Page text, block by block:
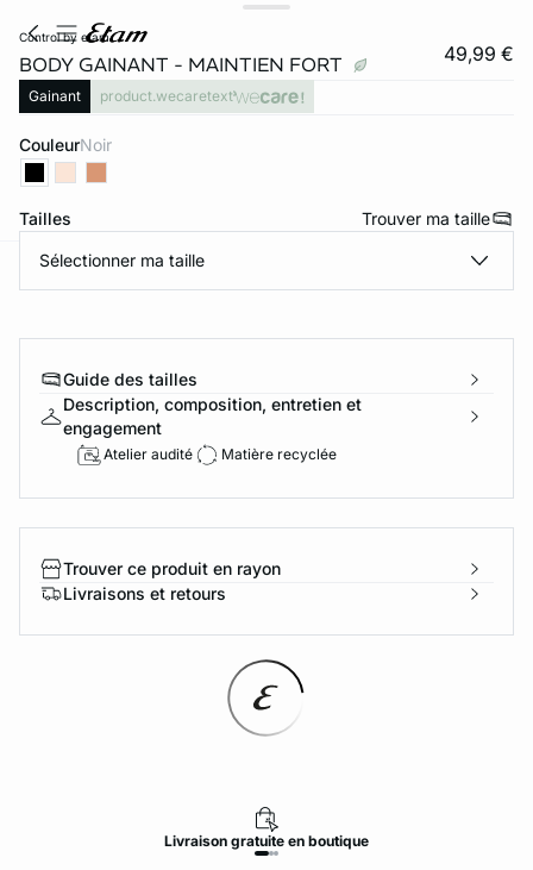
control by etam
BODY GAINANT - MAINTIEN FORT 49,99 €
Gainant product.wecaretext
Couleur noir
Tailles Trouver ma taille
Sélectionner ma taille
Guide des tailles
Description, composition, entretien et
engagement
Atelier audité Matière recyclée
Trouver ce produit en rayon
Livraisons et retours
Livraison gratuite en boutique